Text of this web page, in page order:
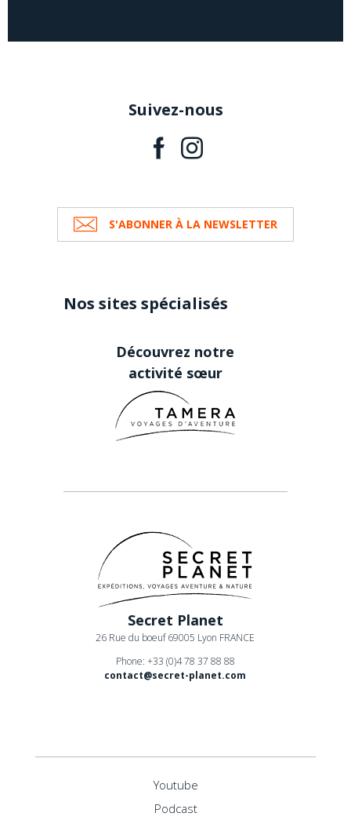
Suivez-nous
S'ABONNER À LA NEWSLETTER
Nos sites spécialisés
Découvrez notre
activité sœur
Secret Planet
26 Rue du boeuf 69005 Lyon FRANCE
Phone: +33 (0)4 78 37 88 88
contact@secret-planet.com
Youtube
Podcast